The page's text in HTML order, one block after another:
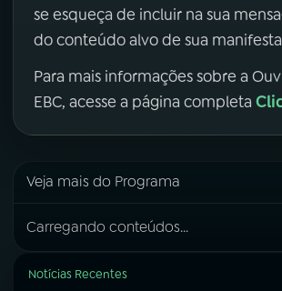
se esqueça de incluir na sua
do conteúdo alvo de sua
Para mais informações sobre a
EBC, acesse a página completa
Veja mais do Programa
Carregando conteúdos...
Notícias Recentes